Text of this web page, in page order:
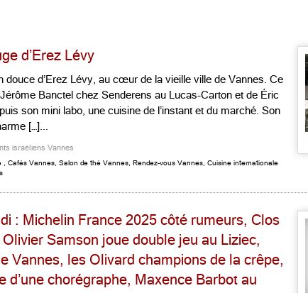
d’Erez Lévy
douce d’Erez Lévy, au cœur de la vieille ville de Vannes. Ce
Banctel chez Senderens au Lucas-Carton et de Éric
son mini labo, une cuisine de l’instant et du marché. Son
[…]...
israéliens Vannes
Cafés Vannes Salon de thé Vannes Rendez-vous Vannes Cuisine internationale
: Michelin France 2025 côté rumeurs, Clos
Samson joue double jeu au Liziec,
Vannes, les Olivard champions de la crêpe,
d’une chorégraphe, Maxence Barbot au